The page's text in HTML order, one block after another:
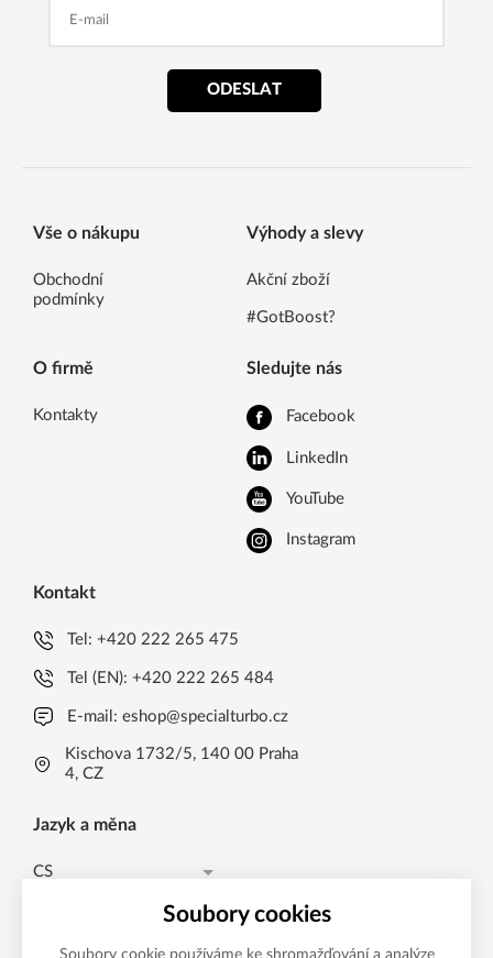
ODESLAT
Vše o nákupu
Obchodní
podmínky
Výhody a slevy
Akční zboží
#GotBoost?
O firmě
Kontakty
Sledujte nás
Facebook
LinkedIn
YouTube
Instagram
Kontakt
Tel:+420 222 265 475
Tel (EN):+420 222 265 484
E-mail:eshop@specialturbo.cz
Kischova 1732/5, 140 00 Praha
4, CZ
Jazyk a měna
CS
EN
Česká koruna CZK (Kč)
Česká koruna CZK (Kč)
Soubory cookies
Soubory cookie používáme ke shromažďování a analýze